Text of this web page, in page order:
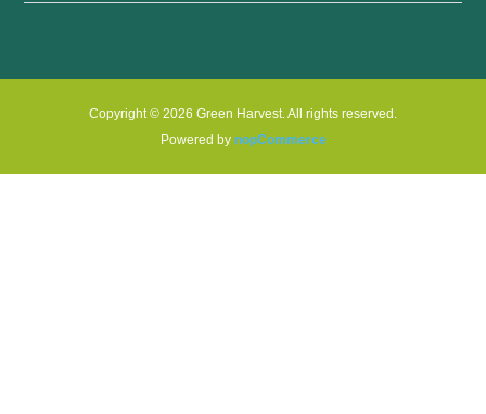
Copyright © 2026 Green Harvest. All rights reserved.
Powered by nopCommerce